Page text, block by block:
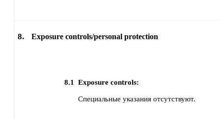
8. Exposure controls/personal protection
8.1 Exposure controls:
Специальные указания отсутствуют.